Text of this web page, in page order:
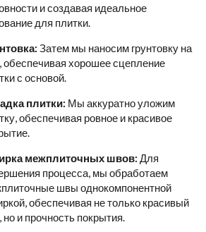
и создавая идеальное
для плитки.
Затем мы наносим грунтовку на
обеспечивая хорошее сцепление
с основой.
плитки: Мы аккуратно уложим
обеспечивая ровное и красивое
межплиточных швов: Для
процесса, мы обработаем
швы однокомпонентной
обеспечивая не только красивый
но и прочность покрытия.